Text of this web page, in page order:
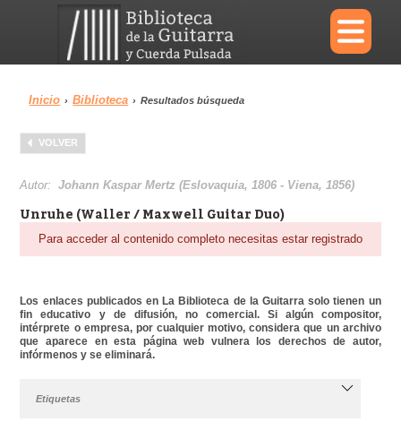
×
Menu
Biblioteca Diccionario
Inicio › Biblioteca › Resultados búsqueda
VOLVER
Autor:Johann Kaspar Mertz (Eslovaquia, 1806 - Viena, 1856)
Unruhe (Waller / Maxwell Guitar Duo)
Para acceder al contenido completo necesitas estar registrado
Los enlaces publicados en La Biblioteca de la Guitarra solo tienen un
fin educativo y de difusión, no comercial. Si algún compositor,
intérprete o empresa, por cualquier motivo, considera que un archivo
que aparece en esta página web vulnera los derechos de autor,
infórmenos y se eliminará.
Etiquetas